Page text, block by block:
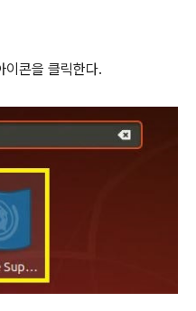
이콘을 클릭한다.